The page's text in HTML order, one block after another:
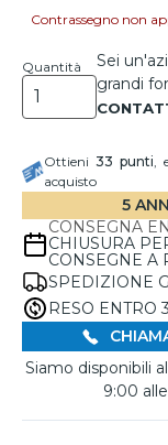
Contrassegno non
Quantità
Sei
grandi
Ottieni 33 punti,
acquisto
5
CONSEGNA
CHIUSURA
CONSEGNE A
SPEDIZIONE
RESO ENTRO
Siamo disponibili
9:00